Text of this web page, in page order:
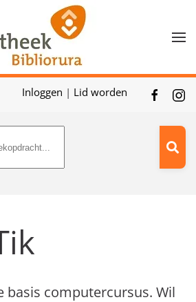
Inloggen | Lid worden
basis computercursus. Wil